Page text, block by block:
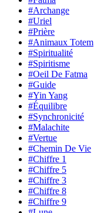
#Archange
#Uriel
#Prière
#Animaux Totem
#Spiritualité
#Spiritisme
#Oeil De Fatma
#Guide
#Yin Yang
#Équilibre
#Synchronicité
#Malachite
#Vertue
#Chemin De Vie
#Chiffre 1
#Chiffre 5
#Chiffre 3
#Chiffre 8
#Chiffre 9